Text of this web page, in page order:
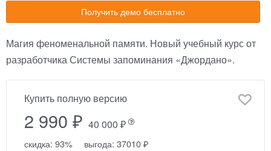
Получить демо бесплатно
Магия феноменальной памяти. Новый учебный курс от
разработчика Системы запоминания «Джордано».
Купить полную версию
2 990 ₽ 40 000 ₽
скидка: 93% выгода: 37010 ₽